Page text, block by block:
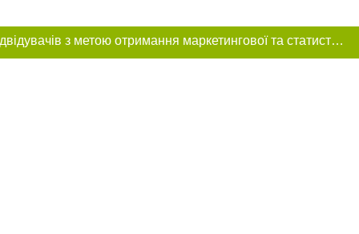
Цей сайт використовує «cookies». Також веб-сайт використовує інтернет-сервіс для збору технічних даних стосовно відвідувачів з метою отримання маркетингової та статистичної інформації. Умови обробки даних відвідувачів сайту див.